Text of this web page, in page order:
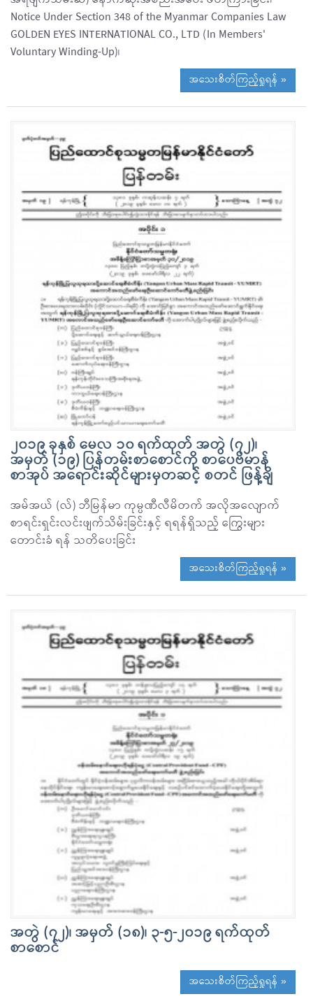
Notice Under Section 348 of the Myanmar Companies Law
GOLDEN EYES INTERNATIONAL CO., LTD (In Members'
Voluntary Winding-Up)၊
အသေးစိတ်ကြည့်ရှုရန် »
၂၀၁၉ ခုနှစ် မေလ ၁၀ ရက်ထုတ် အတွဲ (၇၂)၊
အမှတ် (၁၉) ပြန်တမ်းစာစောင်ကို စာပေဗိမာန်
စာအုပ် အရောင်းဆိုင်များမှတဆင့် စတင် ဖြန့်ချိ
အမ်အယ် (လ်) ဘီမြန်မာ ကုမ္ပဏီလီမိတက် အလိုအလျောက်
စာရင်းရှင်းလင်းဖျက်သိမ်းခြင်းနှင့် ရရန်ရှိသည့် ကြွေးများ
တောင်းခံ ရန် သတိပေးခြင်း
အသေးစိတ်ကြည့်ရှုရန် »
အတွဲ (၇၂)၊ အမှတ် (၁၈)၊ ၃-၅-၂၀၁၉ ရက်ထုတ်
စာစောင်
အသေးစိတ်ကြည့်ရှုရန် »